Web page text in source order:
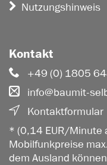
Nutzungshinweis
Kontakt
+49 (0) 1805
info@baumit-
Kontaktformular
* (0,14 EUR/Minute
Mobilfunkpreise
dem Ausland